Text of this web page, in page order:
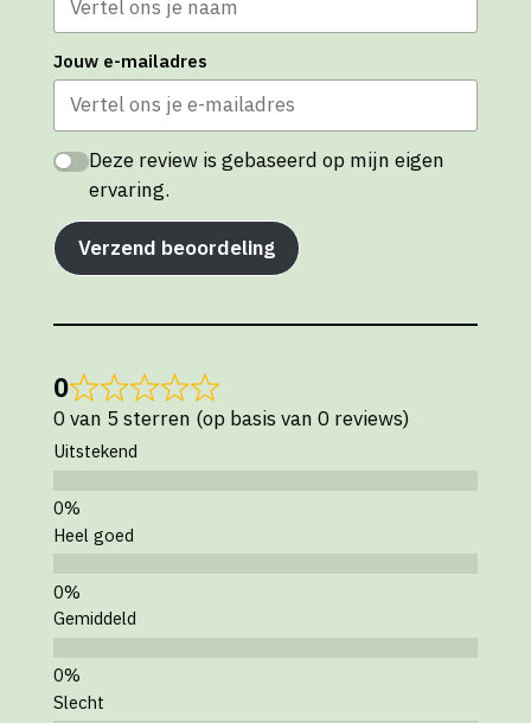
Jouw e-mailadres
Deze review is gebaseerd op mijn eigen
ervaring.
Verzend beoordeling
0
0 van 5 sterren (op basis van 0 reviews)
Uitstekend
Heel goed
Gemiddeld
Slecht